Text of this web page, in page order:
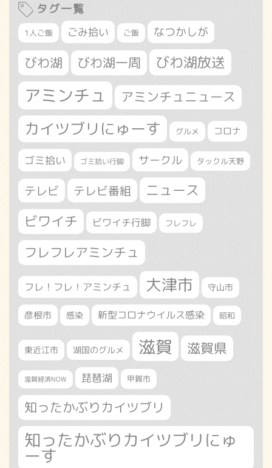
タグ一覧
1人ご飯 ごみ拾い ご飯 なつかしが
びわ湖 びわ湖一周 びわ湖放送
アミンチュ アミンチュニュース
カイツブリにゅーす グルメ コロナ
ゴミ拾い ゴミ拾い行脚 サークル タックル天野
テレビ テレビ番組 ニュース
ビワイチ ビワイチ行脚 フレフレ
フレフレアミンチュ
フレ！フレ！アミンチュ 大津市 守山市
彦根市 感染 新型コロナウイルス感染 昭和
東近江市 湖国のグルメ 滋賀 滋賀県
滋賀経済NOW 琵琶湖 甲賀市
知ったかぶりカイツブリ
知ったかぶりカイツブリにゅ
ーす